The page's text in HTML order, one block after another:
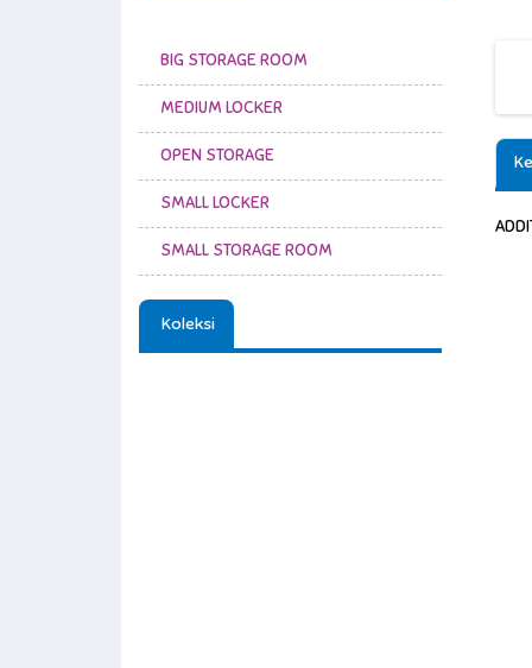
BIG STORAGE ROOM
MEDIUM LOCKER
OPEN STORAGE
SMALL LOCKER
SMALL STORAGE ROOM
Koleksi